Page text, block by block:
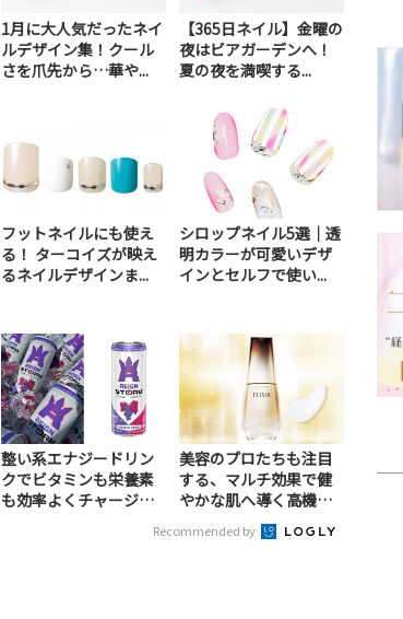
1月に大人気だったネイ
ルデザイン集！クール
さを爪先から…華や...
【365日ネイル】金曜の
夜はビアガーデンへ！
夏の夜を満喫する...
フットネイルにも使え
る！ ターコイズが映え
るネイルデザインま...
シロップネイル5選｜透
明カラーが可愛いデザ
インとセルフで使い...
整い系エナジードリン
クでビタミンも栄養素
も効率よくチャージ！
美容のプロたちも注目
する、マルチ効果で健
やかな肌へ導く高機能
美容液（PR）
Recommended by